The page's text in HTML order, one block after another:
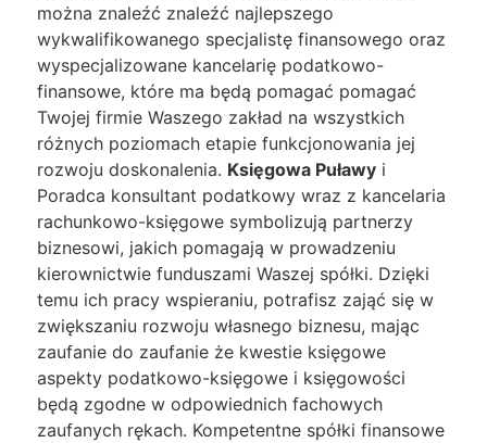
można znaleźć znaleźć najlepszego
wykwalifikowanego specjalistę finansowego oraz
wyspecjalizowane kancelarię podatkowo-
finansowe, które ma będą pomagać pomagać
Twojej firmie Waszego zakład na wszystkich
różnych poziomach etapie funkcjonowania jej
rozwoju doskonalenia. Księgowa Puławy i
Poradca konsultant podatkowy wraz z kancelaria
rachunkowo-księgowe symbolizują partnerzy
biznesowi, jakich pomagają w prowadzeniu
kierownictwie funduszami Waszej spółki. Dzięki
temu ich pracy wspieraniu, potrafisz zająć się w
zwiększaniu rozwoju własnego biznesu, mając
zaufanie do zaufanie że kwestie księgowe
aspekty podatkowo-księgowe i księgowości
będą zgodne w odpowiednich fachowych
zaufanych rękach. Kompetentne spółki finansowe